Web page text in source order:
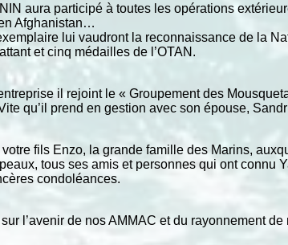
aura participé à toutes les opérations
Afghanistan…
lui vaudront la reconnaissance de la
et cinq médailles de l’OTAN.
il rejoint le « Groupement des
qu’il prend en gestion avec son épouse,
fils Enzo, la grande famille des Marins,
tous ses amis et personnes qui ont connu
condoléances.
l’avenir de nos AMMAC et du rayonnement de